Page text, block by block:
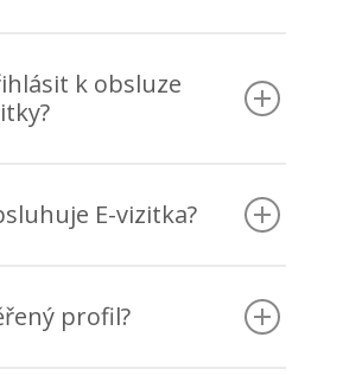
k obsluze
E-vizitka?
profil?